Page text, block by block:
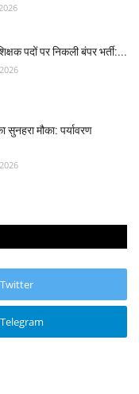
पदों पर निकली बंपर भर्ती:...
सुनहरा मौका: पर्यावरण
Twitter
Telegram